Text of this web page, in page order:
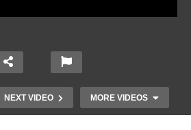
NEXT VIDEO MORE VIDEOS